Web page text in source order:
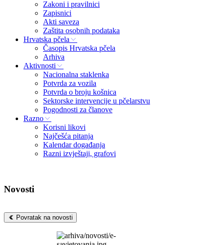
Zakoni i pravilnici
Zapisnici
Akti saveza
Zaštita osobnih podataka
Hrvatska pčela
Časopis Hrvatska pčela
Arhiva
Aktivnosti
Nacionalna staklenka
Potvrda za vozila
Potvrda o broju košnica
Sektorske intervencije u pčelarstvu
Pogodnosti za članove
Razno
Korisni likovi
Najčešća pitanja
Kalendar događanja
Razni izvještaji, grafovi
Novosti
Povratak na novosti